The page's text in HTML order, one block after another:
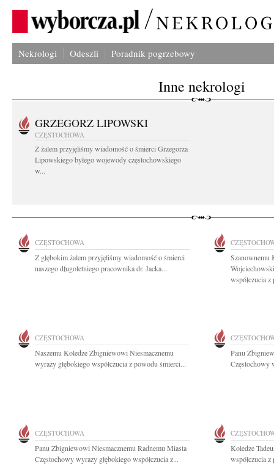
Nekrologi Odeszli Poradnik pogrzebowy
Inne nekrologi
GRZEGORZ LIPOWSKI
CZĘSTOCHOWA
Z żalem przyjęliśmy wiadomość o śmierci Grzegorza
Lipowskiego byłego wojewody częstochowskiego
w...
CZĘSTOCHOWA
Z głębokim żalem przyjęliśmy wiadomość o śmierci
naszego długoletniego pracownika dr. Jacka...
Szanownemu
współczucia
CZĘSTOCHOWA
Naszemu Koledze Zbigniewowi Niesmacznemu
wyrazy głębokiego współczucia z powodu śmierci...
Panu
Częstochowy
CZĘSTOCHOWA
Panu Zbigniewowi Niesmacznemu Radnemu Miasta
Częstochowy wyrazy głębokiego współczucia z...
Koledze
współczucia